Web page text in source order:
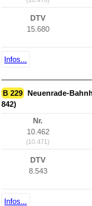
DTV
15.680
Infos...
B 229 Neuenrade-
842)
Nr.
10.462
(10.471)
DTV
8.543
Infos...